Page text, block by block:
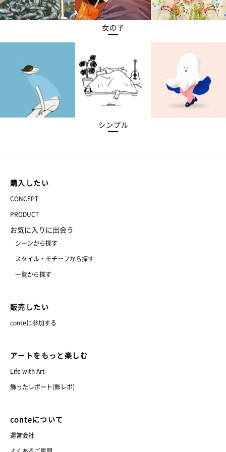
女の子
シンプル
購入したい
CONCEPT
PRODUCT
お気に入りに出会う
シーンから探す
スタイル・モチーフから探す
一覧から探す
販売したい
conteに参加する
アートをもっと楽しむ
Life with Art
飾ったレポート(飾レポ)
conteについて
運営会社